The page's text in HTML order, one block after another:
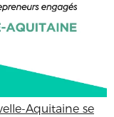
Aquitaine se